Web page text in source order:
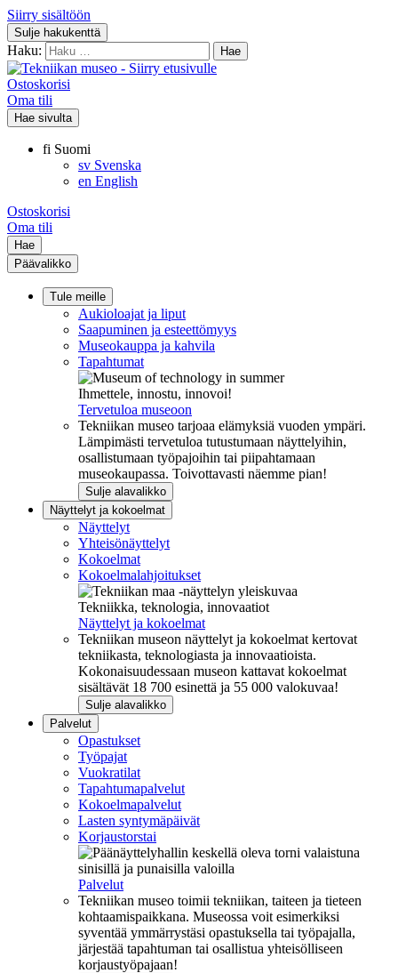
Siirry sisältöön
Sulje hakukenttä
Haku:
Ostoskorisi
Oma tili
Hae sivulta
fi Suomi
sv Svenska
en English
Ostoskorisi
Oma tili
Hae
Päävalikko
Tule meille
Aukioloajat ja liput
Saapuminen ja esteettömyys
Museokauppa ja kahvila
Tapahtumat
Ihmettele, innostu, innovoi!
Tervetuloa museoon
Tekniikan museo tarjoaa elämyksiä vuoden ympäri.
Lämpimästi tervetuloa tutustumaan näyttelyihin,
osallistumaan työpajoihin tai piipahtamaan
museokaupassa. Toivottavasti näemme pian!
Sulje alavalikko
Näyttelyt ja kokoelmat
Näyttelyt
Yhteisönäyttelyt
Kokoelmat
Kokoelmalahjoitukset
Tekniikka, teknologia, innovaatiot
Näyttelyt ja kokoelmat
Tekniikan museon näyttelyt ja kokoelmat kertovat
tekniikasta, teknologiasta ja innovaatioista.
Kokonaisuudessaan museon kattavat kokoelmat
sisältävät 18 700 esinettä ja 55 000 valokuvaa!
Sulje alavalikko
Palvelut
Opastukset
Työpajat
Vuokratilat
Tapahtumapalvelut
Kokoelmapalvelut
Lasten syntymäpäivät
Korjaustorstai
Palvelut
Tekniikan museo toimii tekniikan, taiteen ja tieteen
kohtaamispaikkana. Museossa voit esimerkiksi
syventää ymmärrystäsi opastuksella tai työpajalla,
järjestää tapahtuman tai osallistua yhteisölliseen
korjaustyöpajaan!